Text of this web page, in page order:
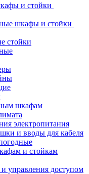
и стойки
шкафы и стойки
стойки
шкафам
электропитания
и вводы для кабеля
и стойкам
управления доступом